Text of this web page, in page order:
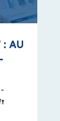
: AU